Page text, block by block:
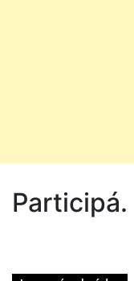
Participá.